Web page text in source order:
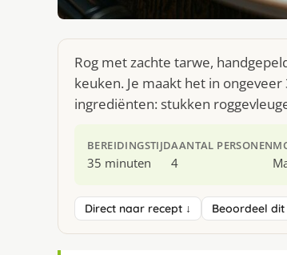
Rog met zachte tarwe,
keuken. Je maakt het in
ingrediënten: stukken
BEREIDINGSTIJD
35 minuten
AANTAL PERSONEN
4
Direct naar recept ↓ Beoordeel